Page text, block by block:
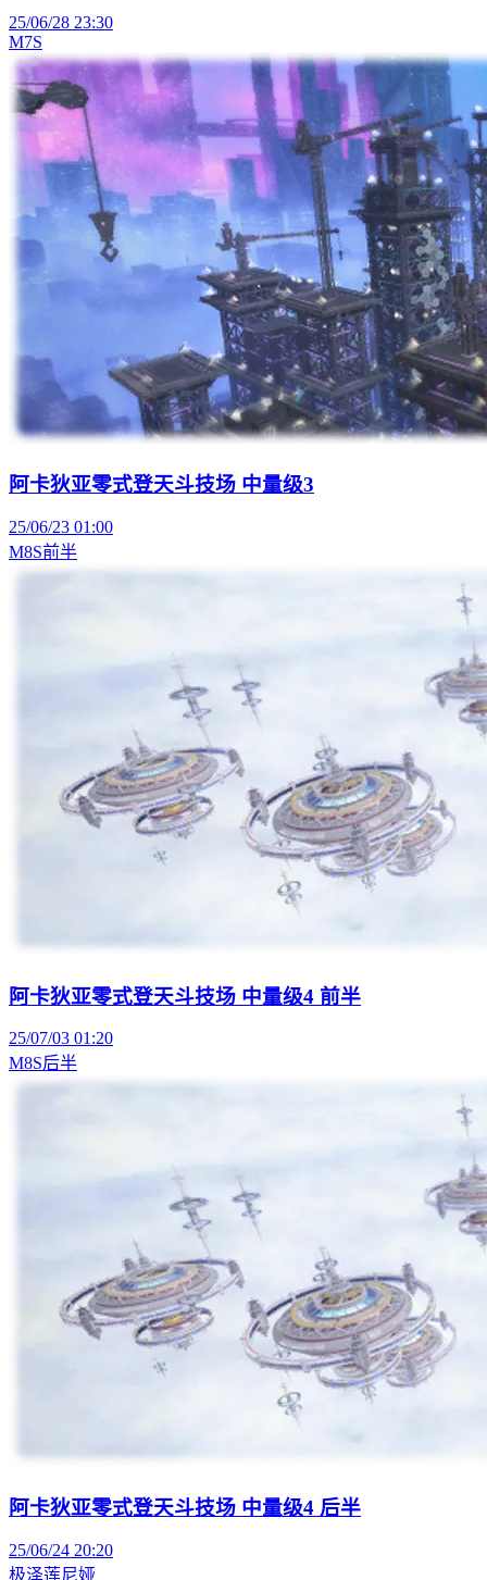
25/06/28 23:30
M7S
阿卡狄亚零式登天斗技场 中量级3
25/06/23 01:00
M8S前半
阿卡狄亚零式登天斗技场 中量级4 前半
25/07/03 01:20
M8S后半
阿卡狄亚零式登天斗技场 中量级4 后半
25/06/24 20:20
极泽莲尼娅